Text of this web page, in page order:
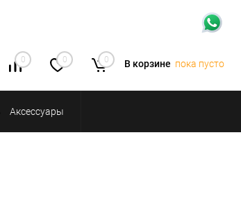
0 0 0 В корзине пока пусто
Аксессуары